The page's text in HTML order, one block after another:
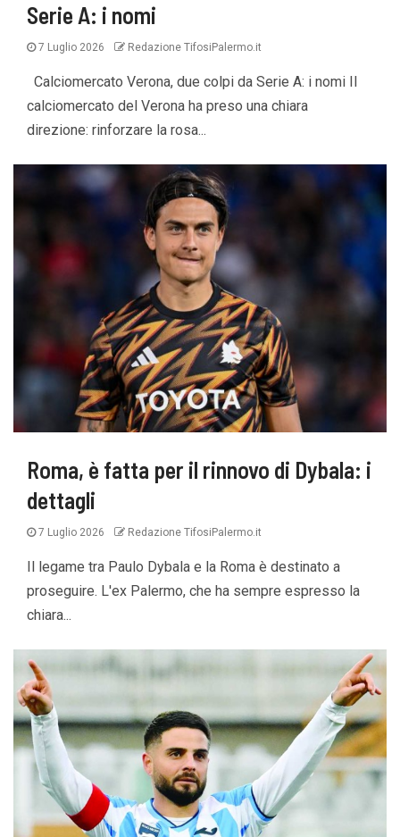
Serie A: i nomi
7 Luglio 2026 Redazione TifosiPalermo.it
Calciomercato Verona, due colpi da Serie A: i nomi Il
calciomercato del Verona ha preso una chiara
direzione: rinforzare la rosa...
Roma, è fatta per il rinnovo di Dybala: i
dettagli
7 Luglio 2026 Redazione TifosiPalermo.it
Il legame tra Paulo Dybala e la Roma è destinato a
proseguire. L'ex Palermo, che ha sempre espresso la
chiara...